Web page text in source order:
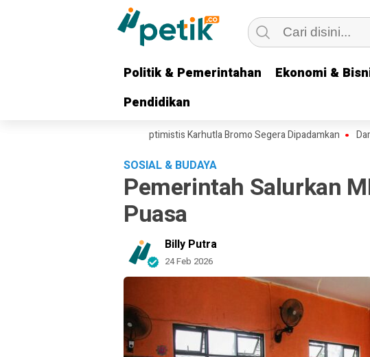
Politik & Pemerintahan Ekonomi &
Pendidikan
Politik & Pemerintahan Ekonomi &
Pendidikan
Gubernur Khofifah Optimistis Karhutla Bromo Segera Dipadamkan Dari
SOSIAL & BUDAYA
Pemerintah Salurkan
Puasa
Billy Putra
24 Feb 2026